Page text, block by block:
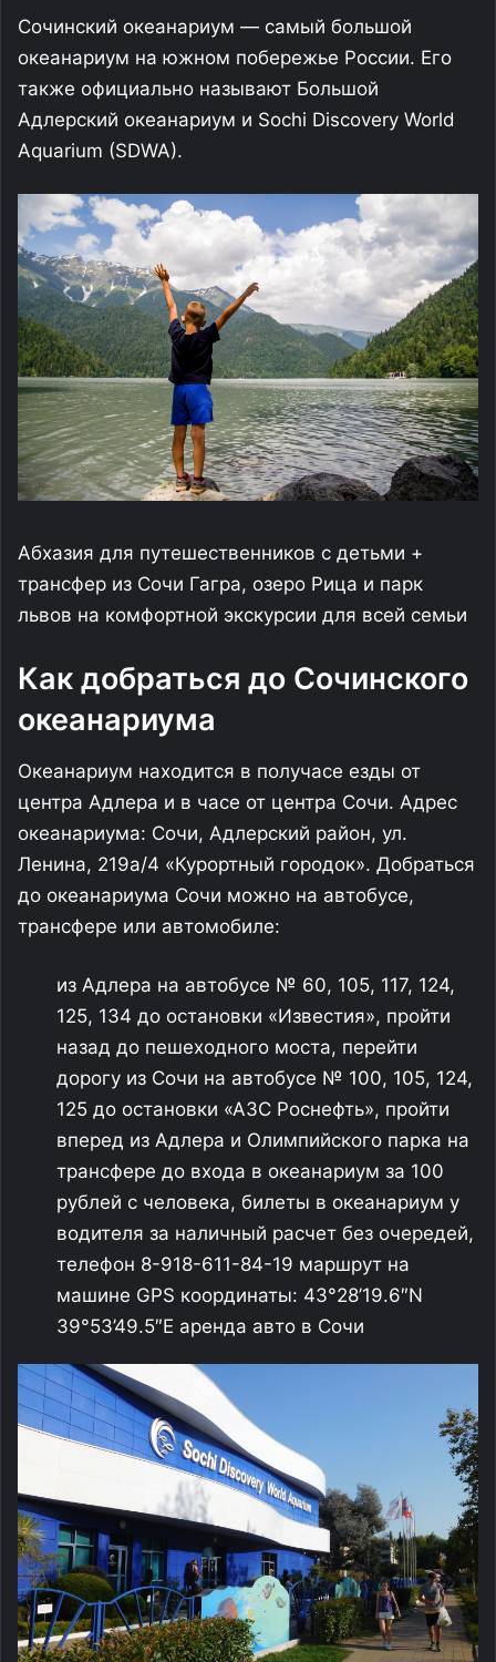
Сочинский океанариум — самый большой
океанариум на южном побережье России. Его
также официально называют Большой
Адлерский океанариум и Sochi Discovery World
Aquarium (SDWA).
Абхазия для путешественников с детьми +
трансфер из Сочи Гагра, озеро Рица и парк
львов на комфортной экскурсии для всей семьи
Как добраться до Сочинского
океанариума
Океанариум находится в получасе езды от
центра Адлера и в часе от центра Сочи. Адрес
океанариума: Сочи, Адлерский район, ул.
Ленина, 219а/4 «Курортный городок». Добраться
до океанариума Сочи можно на автобусе,
трансфере или автомобиле:
из Адлера на автобусе № 60, 105, 117, 124,
125, 134 до остановки «Известия», пройти
назад до пешеходного моста, перейти
дорогу из Сочи на автобусе № 100, 105, 124,
125 до остановки «АЗС Роснефть», пройти
вперед из Адлера и Олимпийского парка на
трансфере до входа в океанариум за 100
рублей с человека, билеты в океанариум у
водителя за наличный расчет без очередей,
телефон 8-918-611-84-19 маршрут на
машине GPS координаты: 43°28’19.6″N
39°53’49.5″E аренда авто в Сочи